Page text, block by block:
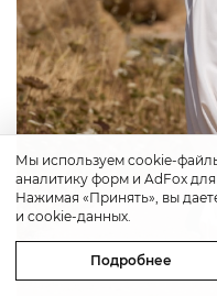
Мы используем cookie-
аналитику форм и AdFox
Нажимая «Принять», вы
и cookie-данных.
Подробнее